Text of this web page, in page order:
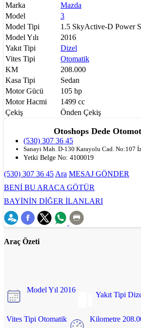
Marka
Mazda
Model
3
Model Tipi
1.5 SkyActive-D Power
Model Yılı
2016
Yakıt Tipi
Dizel
Vites Tipi
Otomatik
KM
208.000
Kasa Tipi
Sedan
Motor Gücü
105 hp
Motor Hacmi
1499 cc
Çekiş
Önden Çekiş
Otoshops Dede
(530) 307 36 45
Sanayi Mah. D-130 Karayolu Cad. No:107
Yetki Belge No: 4100019
(530) 307 36 45 Ara MESAJ GÖNDER
BENİ BU ARACA GÖTÜR
BAYİNİN DİĞER İLANLARI
Araç Özeti
Model Yıl 2016
Yakıt Tipi
Vites Tipi Otomatik Kilometre